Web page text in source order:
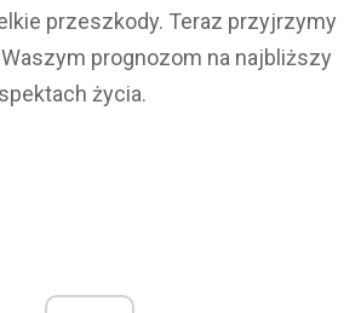
przeszkody. Teraz przyjrzymy
prognozom na najbliższy
życia.